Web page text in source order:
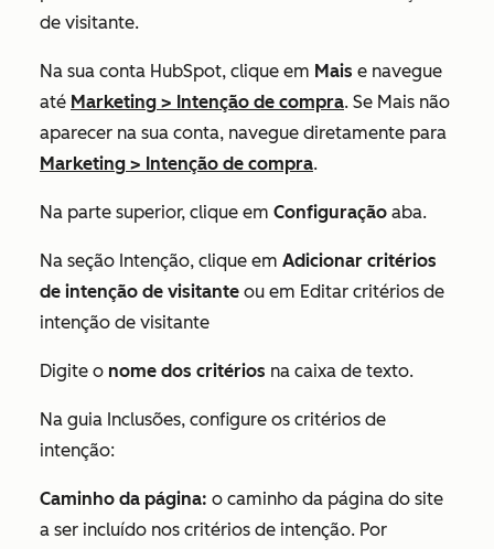
de visitante.
Na sua conta HubSpot, clique em Mais e navegue
até Marketing > Intenção de compra. Se Mais não
aparecer na sua conta, navegue diretamente para
Marketing > Intenção de compra.
Na parte superior, clique em Configuração aba.
Na seção Intenção, clique em Adicionar critérios
de intenção de visitante ou em Editar critérios de
intenção de visitante
Digite o nome dos critérios na caixa de texto.
Na guia Inclusões, configure os critérios de
intenção:
Caminho da página: o caminho da página do site
a ser incluído nos critérios de intenção. Por